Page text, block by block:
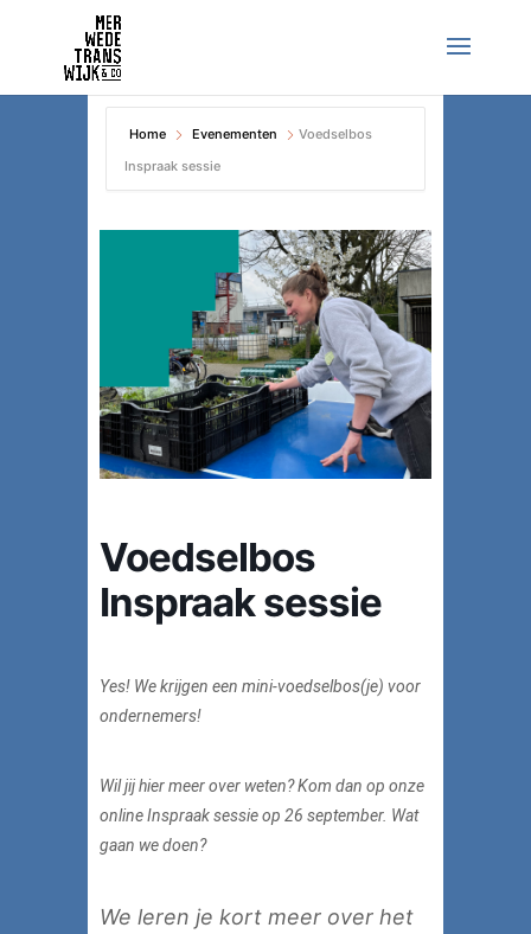
Home Evenementen
Voedselbos
Inspraak sessie
Voedselbos
Inspraak sessie
Yes! We krijgen een mini-voedselbos(je) voor
ondernemers!
Wil jij hier meer over weten? Kom dan op onze
online Inspraak sessie op 26 september. Wat
gaan we doen?
We leren je kort meer over het